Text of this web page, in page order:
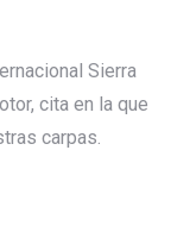
Sierra
cita en la que
carpas.